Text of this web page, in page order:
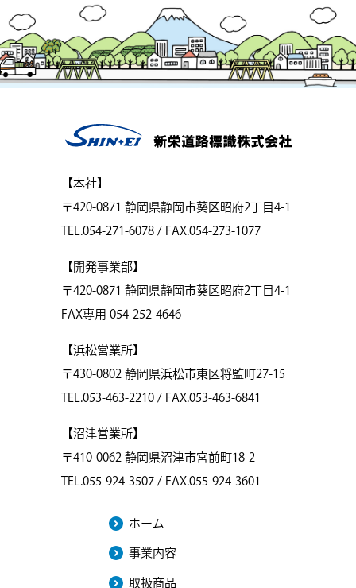
【本社】
〒420-0871 静岡県静岡市葵区昭府2丁目4-1
TEL.054-271-6078 / FAX.054-273-1077
【開発事業部】
〒420-0871 静岡県静岡市葵区昭府2丁目4-1
FAX専用 054-252-4646
【浜松営業所】
〒430-0802 静岡県浜松市東区将監町27-15
TEL.053-463-2210 / FAX.053-463-6841
【沼津営業所】
〒410-0062 静岡県沼津市宮前町18-2
TEL.055-924-3507 / FAX.055-924-3601
ホーム
事業内容
取扱商品